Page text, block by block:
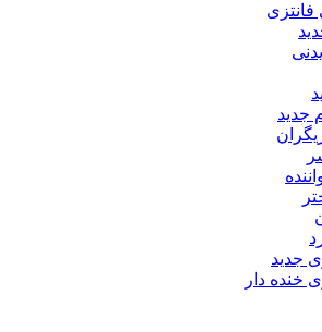
جدید
جدید
خنده دار